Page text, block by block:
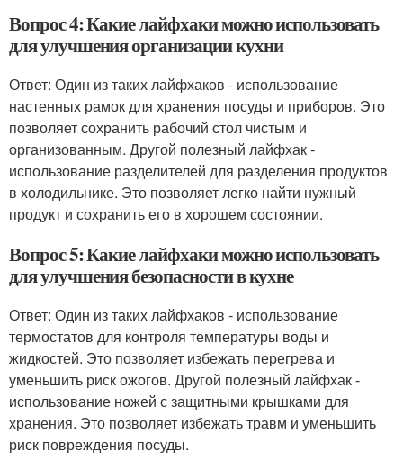
Вопрос 4: Какие лайфхаки можно использовать
для улучшения организации кухни
Ответ: Один из таких лайфхаков - использование
настенных рамок для хранения посуды и приборов. Это
позволяет сохранить рабочий стол чистым и
организованным. Другой полезный лайфхак -
использование разделителей для разделения продуктов
в холодильнике. Это позволяет легко найти нужный
продукт и сохранить его в хорошем состоянии.
Вопрос 5: Какие лайфхаки можно использовать
для улучшения безопасности в кухне
Ответ: Один из таких лайфхаков - использование
термостатов для контроля температуры воды и
жидкостей. Это позволяет избежать перегрева и
уменьшить риск ожогов. Другой полезный лайфхак -
использование ножей с защитными крышками для
хранения. Это позволяет избежать травм и уменьшить
риск повреждения посуды.